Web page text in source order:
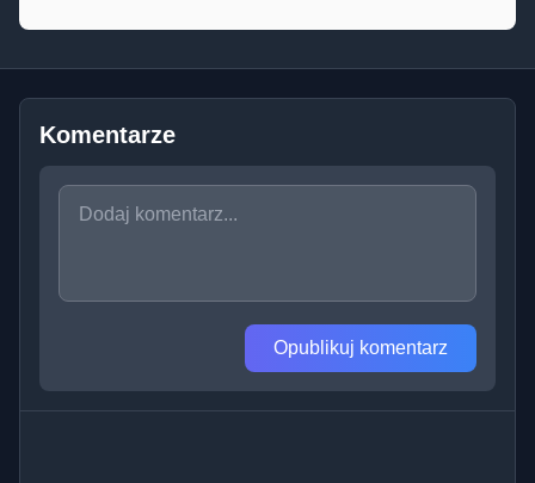
Komentarze
Opublikuj komentarz